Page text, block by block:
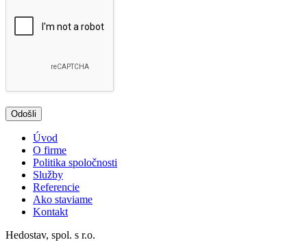
Úvod
O firme
Politika spoločnosti
Služby
Referencie
Ako staviame
Kontakt
Hedostav, spol. s r.o.